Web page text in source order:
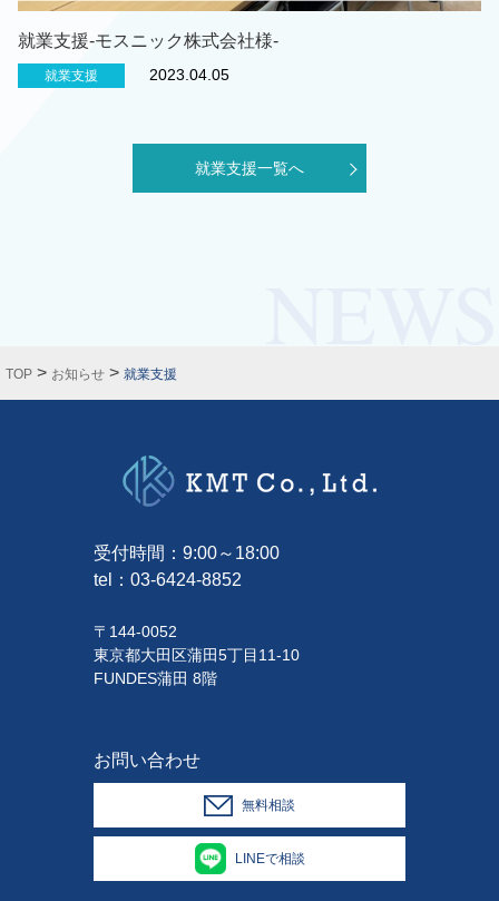
就業支援‐モスニック株式会社様‐
就業支援 2023.04.05
就業支援一覧へ
TOP > お知らせ > 就業支援
受付時間：9:00～18:00
tel： 03-6424-8852
〒144-0052
東京都大田区蒲田5丁目11-10
FUNDES蒲田 8階
お問い合わせ
無料相談
LINEで相談